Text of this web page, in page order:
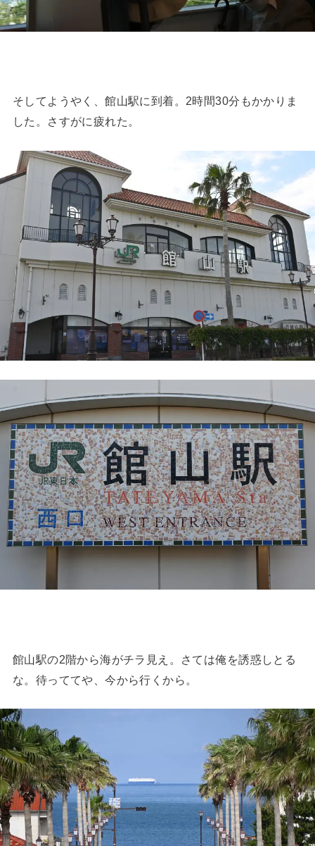
そしてようやく、館山駅に到着。2時間30分もかかりま
した。さすがに疲れた。
館山駅の2階から海がチラ見え。さては俺を誘惑しとる
な。待っててや、今から行くから。